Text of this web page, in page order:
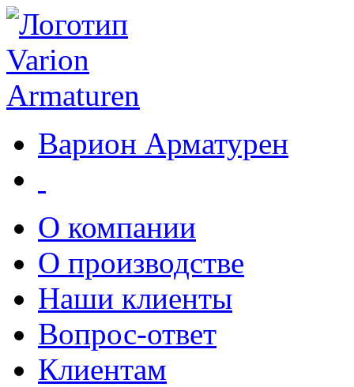
Варион Арматурен
О компании
О производстве
Наши клиенты
Вопрос-ответ
Клиентам